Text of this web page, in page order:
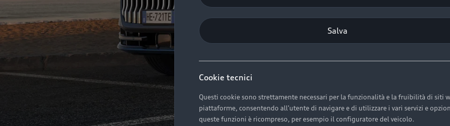
Salva
Cookie tecnici
Questi cookie sono strettamente necessari per la funzionalità e la fruibilità di siti
piattaforme, consentendo all'utente di navigare e di utilizzare i vari servizi e
queste funzioni è ricompreso, per esempio il configuratore del veicolo.